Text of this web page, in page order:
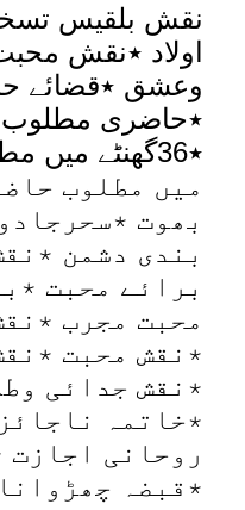
نقش بلقیس
اولاد ٭نقش
وعشق ٭قضائے
٭حاضری مطلوب
میں مطلوب
بھوت
بندی دشمن
برائے محبت
محبت مجرب
٭نقش محبت
٭نقش جدائی
٭خاتمہ
روحانی اجازت
٭قبضہ